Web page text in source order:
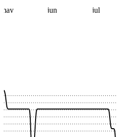
may jun jul